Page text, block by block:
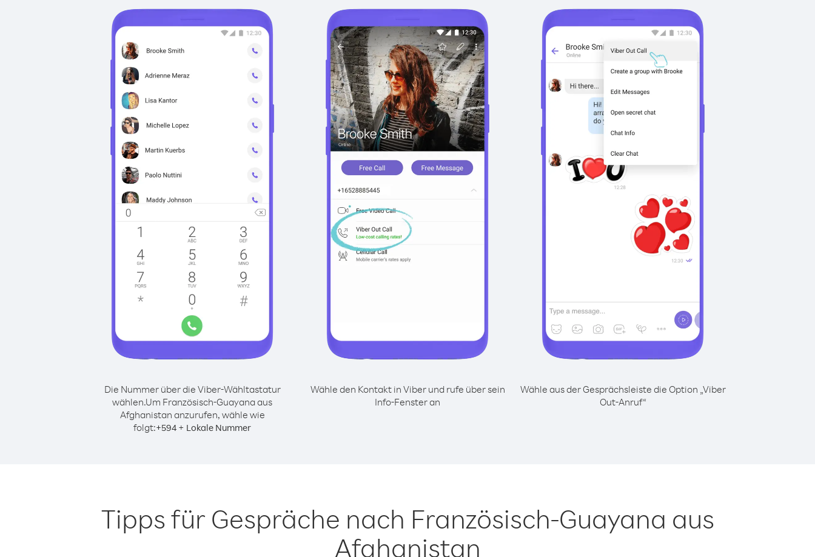
Die Nummer über die Viber-Wähltastatur
wählen.Um Französisch-Guayana aus
Afghanistan anzurufen, wähle wie
folgt:+594 + Lokale Nummer
Wähle den Kontakt in Viber und rufe über sein
Info-Fenster an
Wähle aus der Gesprächsleiste die Option „Viber
Out-Anruf“
Tipps für Gespräche nach Französisch-Guayana aus
Afghanistan